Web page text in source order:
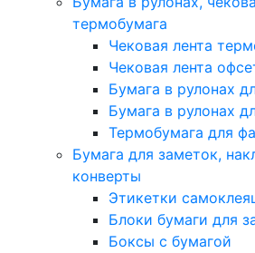
термобумага
Чековая лента
Чековая лента
Бумага в рулонах
Бумага в рулонах
Термобумага для
Бумага для заметок,
конверты
Этикетки
Блоки бумаги для
Боксы с бумагой